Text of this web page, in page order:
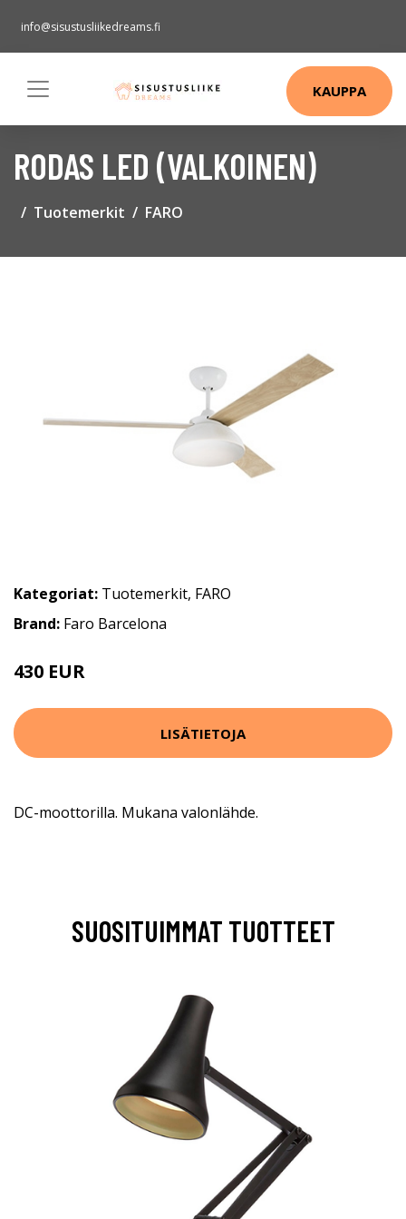
info@sisustusliikedreams.fi
KAUPPA
RODAS LED (VALKOINEN)
Tuotemerkit FARO
Kategoriat: Tuotemerkit, FARO
Brand: Faro Barcelona
430 EUR
LISÄTIETOJA
DC-moottorilla. Mukana valonlähde.
SUOSITUIMMAT TUOTTEET